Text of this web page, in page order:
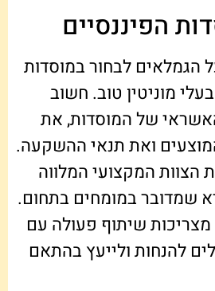
הפיננסיים
הגמלאים לבחור במוסדות
מוניטין טוב. חשוב
של המוסדות, את
ואת תנאי ההשקעה.
הצוות המקצועי המלווה
שמדובר במומחים בתחום.
שיתוף פעולה עם
להנחות ולייעץ בהתאם